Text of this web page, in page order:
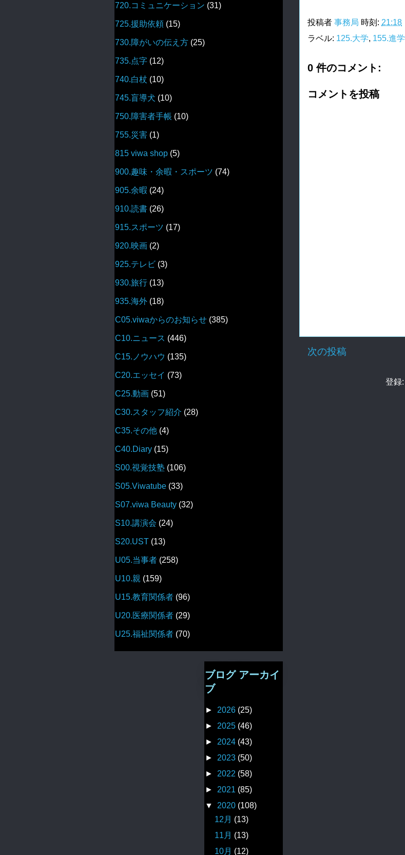
投稿者 事務局 時刻: 21:18
ラベル: 125.大学, 155.進学
0 件のコメント:
コメントを投稿
次の投稿
登録:
720.コミュニケーション (31)
725.援助依頼 (15)
730.障がいの伝え方 (25)
735.点字 (12)
740.白杖 (10)
745.盲導犬 (10)
750.障害者手帳 (10)
755.災害 (1)
815 viwa shop (5)
900.趣味・余暇・スポーツ (74)
905.余暇 (24)
910.読書 (26)
915.スポーツ (17)
920.映画 (2)
925.テレビ (3)
930.旅行 (13)
935.海外 (18)
C05.viwaからのお知らせ (385)
C10.ニュース (446)
C15.ノウハウ (135)
C20.エッセイ (73)
C25.動画 (51)
C30.スタッフ紹介 (28)
C35.その他 (4)
C40.Diary (15)
S00.視覚技塾 (106)
S05.Viwatube (33)
S07.viwa Beauty (32)
S10.講演会 (24)
S20.UST (13)
U05.当事者 (258)
U10.親 (159)
U15.教育関係者 (96)
U20.医療関係者 (29)
U25.福祉関係者 (70)
ブログ アーカイ
ブ
► 2026 (25)
► 2025 (46)
► 2024 (43)
► 2023 (50)
► 2022 (58)
► 2021 (85)
▼ 2020 (108)
12月 (13)
11月 (13)
10月 (12)